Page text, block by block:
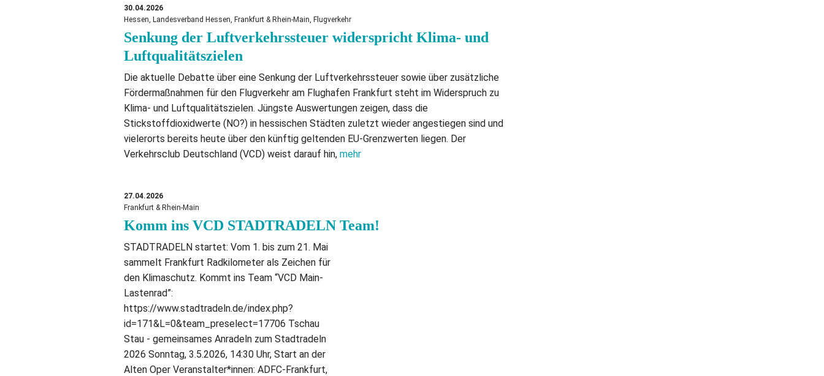
30.04.2026
Hessen, Landesverband Hessen, Frankfurt & Rhein-Main, Flugverkehr
Senkung der Luftverkehrssteuer widerspricht Klima- und
Luftqualitätszielen
Die aktuelle Debatte über eine Senkung der Luftverkehrssteuer sowie über zusätzliche
Fördermaßnahmen für den Flugverkehr am Flughafen Frankfurt steht im Widerspruch zu
Klima- und Luftqualitätszielen. Jüngste Auswertungen zeigen, dass die
Stickstoffdioxidwerte (NO?) in hessischen Städten zuletzt wieder angestiegen sind und
vielerorts bereits heute über den künftig geltenden EU-Grenzwerten liegen. Der
Verkehrsclub Deutschland (VCD) weist darauf hin, mehr
27.04.2026
Frankfurt & Rhein-Main
Komm ins VCD STADTRADELN Team!
STADTRADELN startet: Vom 1. bis zum 21. Mai
sammelt Frankfurt Radkilometer als Zeichen für
den Klimaschutz. Kommt ins Team “VCD Main-
Lastenrad”:
https://www.stadtradeln.de/index.php?
id=171&L=0&team_preselect=17706 Tschau
Stau - gemeinsames Anradeln zum Stadtradeln
2026 Sonntag, 3.5.2026, 14:30 Uhr, Start an der
Alten Oper Veranstalter*innen: ADFC-Frankfurt,